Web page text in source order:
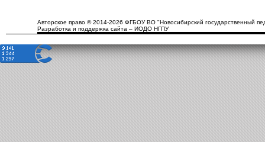
Авторское право © 2014-2026 ФГБОУ ВО "Новосибирский государственный
Разработка и поддержка сайта – ИОДО НГПУ